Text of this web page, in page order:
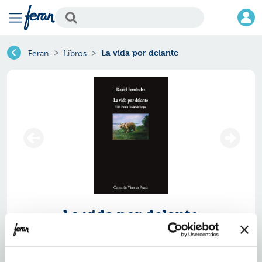
Feran Libros La vida por delante
La vida por delante